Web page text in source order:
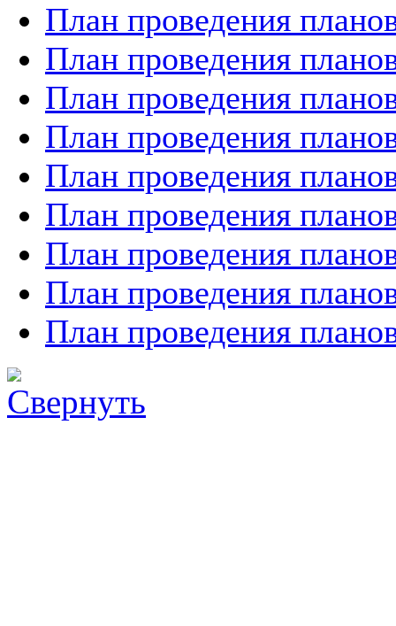
План проведения
План проведения
План проведения
План проведения
План проведения
План проведения
План проведения
План проведения
План проведения